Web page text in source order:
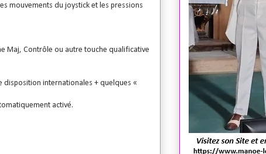
mouvements du joystick et les pressions
Maj, Contrôle ou autre touche qualificative
disposition internationales + quelques «
activé.